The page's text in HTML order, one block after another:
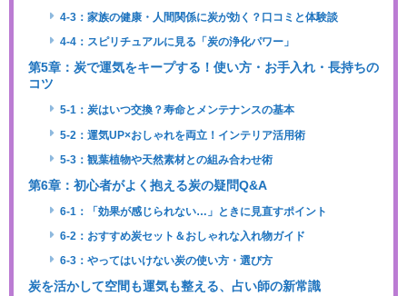
4-3：家族の健康・人間関係に炭が効く？口コミと体験談
4-4：スピリチュアルに見る「炭の浄化パワー」
第5章：炭で運気をキープする！使い方・お手入れ・長持ちの
コツ
5-1：炭はいつ交換？寿命とメンテナンスの基本
5-2：運気UP×おしゃれを両立！インテリア活用術
5-3：観葉植物や天然素材との組み合わせ術
第6章：初心者がよく抱える炭の疑問Q&A
6-1：「効果が感じられない…」ときに見直すポイント
6-2：おすすめ炭セット＆おしゃれな入れ物ガイド
6-3：やってはいけない炭の使い方・選び方
炭を活かして空間も運気も整える、占い師の新常識